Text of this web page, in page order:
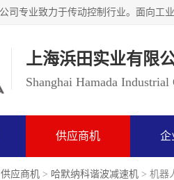
上海浜田实业有限
Shanghai Hamada
供应商机 企
供应商机 > 哈默纳科谐波减速机 > 机器